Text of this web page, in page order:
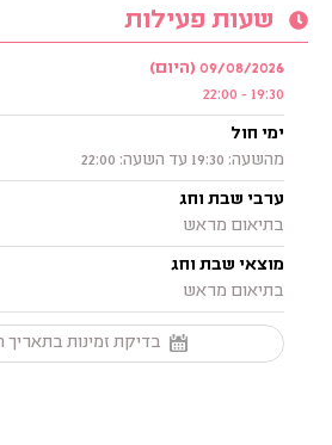
שעות פעילות
09/08/2026 (היום)
19:30 - 22:00
ימי חול
מהשעה: 19:30 עד השעה: 22:00
ערבי שבת וחג
בתיאום מראש
מוצאי שבת וחג
בתיאום מראש
בדיקת זמינות